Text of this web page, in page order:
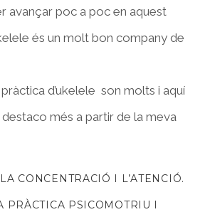
avançar poc a poc en aquest
és un molt bon company de
d’ukelele son molts i aquí
més a partir de la meva
CONCENTRACIÓ I L’ATENCIÓ.
PRÀCTICA PSICOMOTRIU I